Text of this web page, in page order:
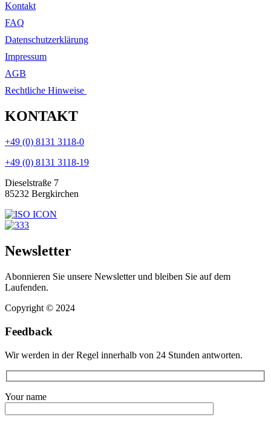
Kontakt
FAQ
Datenschutzerklärung
Impressum
AGB
Rechtliche Hinweise
KONTAKT
+49 (0) 8131 3118-0
+49 (0) 8131 3118-19
Dieselstraße 7
85232 Bergkirchen
Newsletter
Abonnieren Sie unsere Newsletter und bleiben Sie auf dem
Laufenden.
Copyright © 2024
Feedback
Wir werden in der Regel innerhalb von 24 Stunden antworten.
Your name